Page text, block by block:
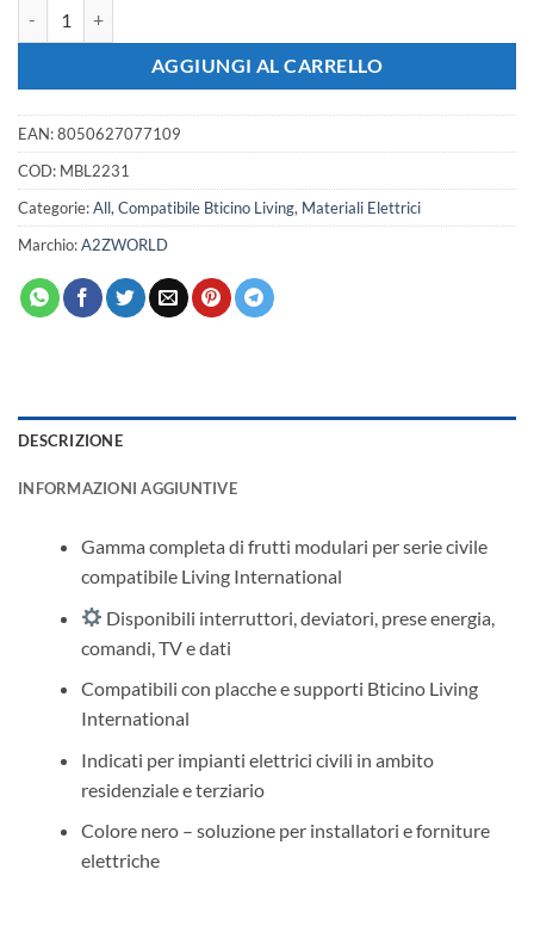
AGGIUNGI AL CARRELLO
EAN:8050627077109
COD: MBL2231
Categorie:All, Compatibile Bticino Living, Materiali Elettrici
Marchio:A2ZWORLD
DESCRIZIONE
INFORMAZIONI AGGIUNTIVE
Gamma completa di frutti modulari per serie civile
compatibile Living International
Disponibili interruttori, deviatori, prese energia,
comandi, TV e dati
Compatibili con placche e supporti Bticino Living
International
Indicati per impianti elettrici civili in ambito
residenziale e terziario
Colore nero – soluzione per installatori e forniture
elettriche